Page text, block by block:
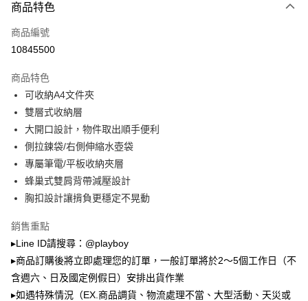
2.付款方式選擇「大哥付你分期」，訂單成立後會自動跳轉到大哥付的交易
成交易。
3.實際核准額度、可分期數及費用金額請依後續交易確認頁面所載為準。
消。如遇「轉專審核」未通過狀況，表示未達大哥付你分期系統評分，恕無
法說明評估內容。
【繳款方式說明】
1.分期款項不併入電信帳單，「大哥付你分期」於每月結算日後寄送繳費提
2.透過簡訊連結打開帳單後，可選擇「超商條碼／台灣大直營門市／銀行轉
帳／街口支付／iPASS MONEY」等通路繳費。
【注意事項】
1.本服務係由「台灣大哥大股份有限公司」（以下簡稱本公司）所提供，讓
用戶於交易時，得透過本服務購買商品或服務，並由商店將買賣／分期付款
2.基於同意付款使用「大哥付你分期」之契約關係目的，商店將以您的個人
資料（包含姓名、電話或地址）提供予台灣大哥大進項蒐集、處理及利用，
由本公司與您本人進行分期帳單所需資料之確認、核對及更正。
3.完整用戶服務條款，請詳閱以下連結：
https://oppay.tw/userRule
運送方式
全家取貨付款
付款後全家取貨
每筆NT$100，滿NT$700(含以上)免運費
每筆NT$100，滿NT$900(含以上)免運費
付款後萊爾富取貨
每筆NT$100，滿NT$700(含以上)免運費
7-11取貨付款
每筆NT$100，滿NT$900(含以上)免運費
付款後7-11取貨
每筆NT$100，滿NT$700(含以上)免運費
商品特色
商品編號
10845500
商品特色
可收納A4文件夾
雙層式收納層
大開口設計，物件取出順手便利
側拉鍊袋/右側伸縮水壺袋
專屬筆電/平板收納夾層
蜂巢式雙肩背帶減壓設計
胸扣設計讓揹負更穩定不晃動
銷售重點
▸Line ID請搜尋：@playboy
▸商品訂購後將立即處理您的訂單，一般訂單將於2～5個工作日（不
含週六、日及國定例假日）安排出貨作業
▸如遇特殊情況（EX.商品調貨、物流處理不當、大型活動、天災或